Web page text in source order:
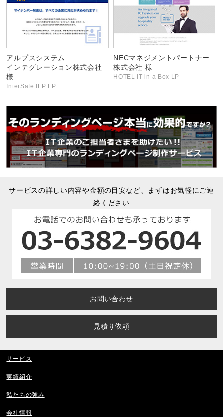
アルプスシステム
インテグレーション株式会社
様
InterSafe ILP LP
NECマネジメントパートナー
株式会社 様
HOTEL IT in a Box LP
サービスの詳しい内容や金額の目安など、まずはお気軽にご連
絡ください
お問い合わせ
見積り依頼
サービス
実績紹介
私たちの強み
会社情報